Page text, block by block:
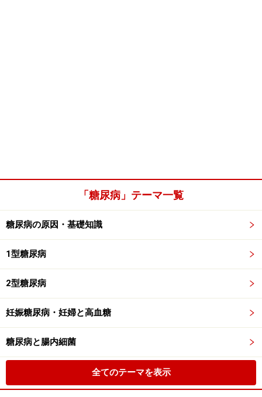
「糖尿病」テーマ一覧
糖尿病の原因・基礎知識
1型糖尿病
2型糖尿病
妊娠糖尿病・妊婦と高血糖
糖尿病と腸内細菌
全てのテーマを表示